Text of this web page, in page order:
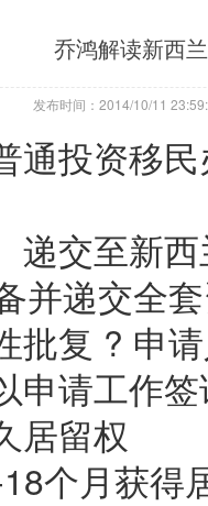
乔鸿解读新西
发布时间：2014/10/11
通投资移
递交至新
并递交全
批复 ? 申
申请工作
居留权
个月获得